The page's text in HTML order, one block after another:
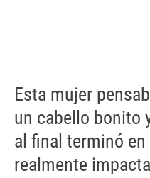
Esta mujer
un cabello bonito
al final terminó
realmente